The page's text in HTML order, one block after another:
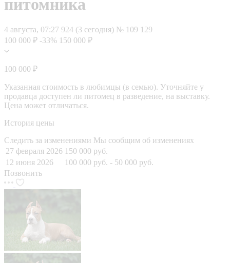
питомника
4 августа, 07:27 924 (3 сегодня) № 109 129
100 000 ₽ -33% 150 000 ₽
100 000 ₽
Указанная стоимость в любимцы (в семью). Уточняйте у
продавца доступен ли питомец в разведение, на выставку.
Цена может отличаться.
История цены
Следить за изменениями Мы сообщим об изменениях
27 февраля 2026 150 000 руб.
12 июня 2026
100 000 руб. - 50 000 руб.
Позвонить